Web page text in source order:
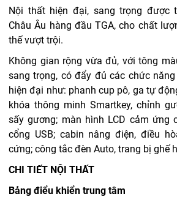
Nội thất hiện đại, sang trọng được
Châu Âu hàng đầu TGA, cho chất
thế vượt trội.
Không gian rộng vừa đủ, với tông
sang trọng, có đẩy đủ các chức
hiện đại như: phanh cup pô, ga tự
khóa thông minh Smartkey, chỉnh
sấy gương; màn hình LCD cảm ứng
cổng USB; cabin nâng điện, điều
cứng; công tắc đèn Auto, trang bị ghế
CHI TIẾT NỘI THẤT
Bảng điểu khiển trung tâm